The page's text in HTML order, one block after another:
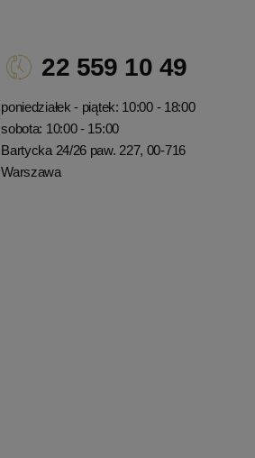
22 559 10 49
poniedziałek - piątek: 10:00 - 18:00
sobota: 10:00 - 15:00
Bartycka 24/26 paw. 227, 00-716
Warszawa